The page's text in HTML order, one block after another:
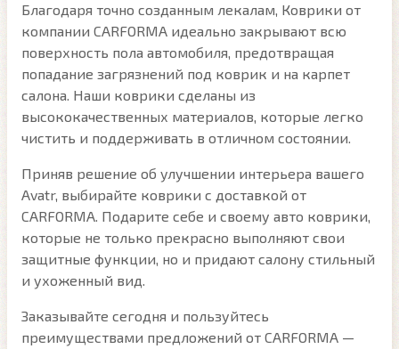
Благодаря точно созданным лекалам, Коврики от
компании CARFORMA идеально закрывают всю
поверхность пола автомобиля, предотвращая
попадание загрязнений под коврик и на карпет
салона. Наши коврики сделаны из
высококачественных материалов, которые легко
чистить и поддерживать в отличном состоянии.
Приняв решение об улучшении интерьера вашего
Avatr, выбирайте коврики с доставкой от
CARFORMA. Подарите себе и своему авто коврики,
которые не только прекрасно выполняют свои
защитные функции, но и придают салону стильный
и ухоженный вид.
Заказывайте сегодня и пользуйтесь
преимуществами предложений от CARFORMA —